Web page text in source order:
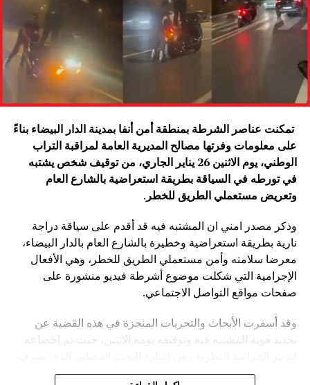
تمكنت عناصر الشرطة بمنطقة أمن أنفا بمدينة الدار البيضاء بناءً
على معلومات وفرتها مصالح المديرية العامة لمراقبة التراب
الوطني، يوم الاثنين 26 يناير الجاري، من توقيف شخص يشتبه
في تورطه في السياقة بطريقة استعراضية بالشارع العام
وتعريض مستعملي الطريق للخطر .
وذكر مصدر امني ان المشتبه فيه قد أقدم على سياقة دراجة
نارية بطريقة استعراضية وخطيرة بالشارع العام بالدار البيضاء،
معرضا سلامته وأمن مستعملي الطريق للخطر، وهي الأفعال
الإجرامية التي شكلت موضوع أشرطة فيديو منشورة على
صفحات مواقع التواصل الاجتماعي.
وقد أسفرت الأبحاث والتحريات المنجزة في هذه القضية عن
تحديد هوية المشتبه فيه وتوقيفه يومه الاثنين، حيث تم إخضاعه
عليه النيابة العامة المختصة، وذلك للكشف عن جميع ظروف